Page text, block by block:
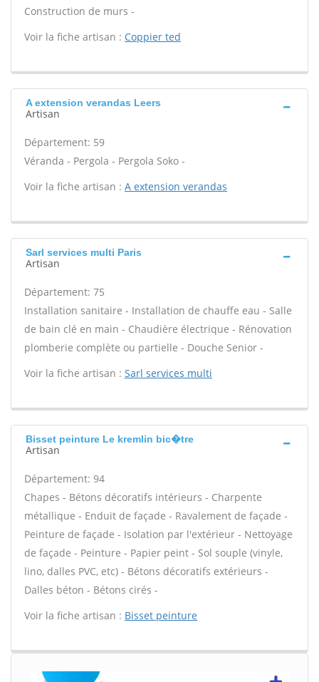
Construction de murs -
Voir la fiche artisan : Coppier ted
A extension verandas Leers
Artisan
Département: 59
Véranda - Pergola - Pergola Soko -
Voir la fiche artisan : A extension verandas
Sarl services multi Paris
Artisan
Département: 75
Installation sanitaire - Installation de chauffe eau - Salle
de bain clé en main - Chaudière électrique - Rénovation
plomberie complète ou partielle - Douche Senior -
Voir la fiche artisan : Sarl services multi
Bisset peinture Le kremlin bic�tre
Artisan
Département: 94
Chapes - Bétons décoratifs intérieurs - Charpente
métallique - Enduit de façade - Ravalement de façade -
Peinture de façade - Isolation par l'extérieur - Nettoyage
de façade - Peinture - Papier peint - Sol souple (vinyle,
lino, dalles PVC, etc) - Bétons décoratifs extérieurs -
Dalles béton - Bétons cirés -
Voir la fiche artisan : Bisset peinture